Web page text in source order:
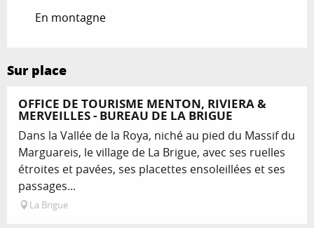
En montagne
Sur place
OFFICE DE TOURISME MENTON, RIVIERA &
MERVEILLES - BUREAU DE LA BRIGUE
Dans la Vallée de la Roya, niché au pied du Massif du
Marguareis, le village de La Brigue, avec ses ruelles
étroites et pavées, ses placettes ensoleillées et ses
passages...
La Brigue